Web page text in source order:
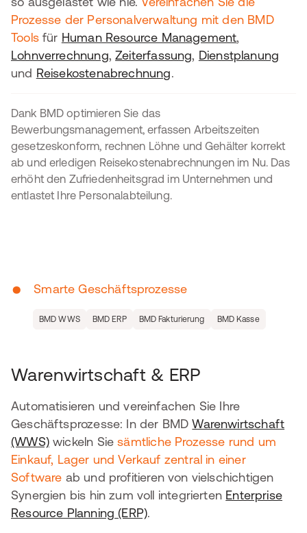
Prozesse der Personalverwaltung mit den BMD
Toolsfür Human Resource Management,
Lohnverrechnung,Zeiterfassung, Dienstplanung
und Reisekostenabrechnung.
Dank BMD optimieren Sie das
Bewerbungsmanagement, erfassen Arbeitszeiten
gesetzeskonform, rechnen Löhne und Gehälter korrekt
ab und erledigen Reisekostenabrechnungen im Nu. Das
erhöht den Zufriedenheitsgrad im Unternehmen und
entlastet Ihre Personalabteilung.
• Smarte Geschäftsprozesse
BMD WWS BMD ERP BMD Fakturierung BMD Kasse
Warenwirtschaft & ERP
Automatisieren und vereinfachen Sie Ihre
Geschäftsprozesse: In der BMDWarenwirtschaft
(WWS)wickeln Siesämtliche Prozesse rund um
Einkauf, Lager und Verkauf zentral in einer
Software ab und profitieren von vielschichtigen
Synergien bis hin zum voll integrierten Enterprise
Resource Planning (ERP).